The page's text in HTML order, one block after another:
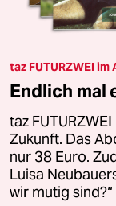
taz FUTURZWEI
Endlich mal
taz
Zukunft. Das
nur 38 Euro.
Luisa
wir mutig